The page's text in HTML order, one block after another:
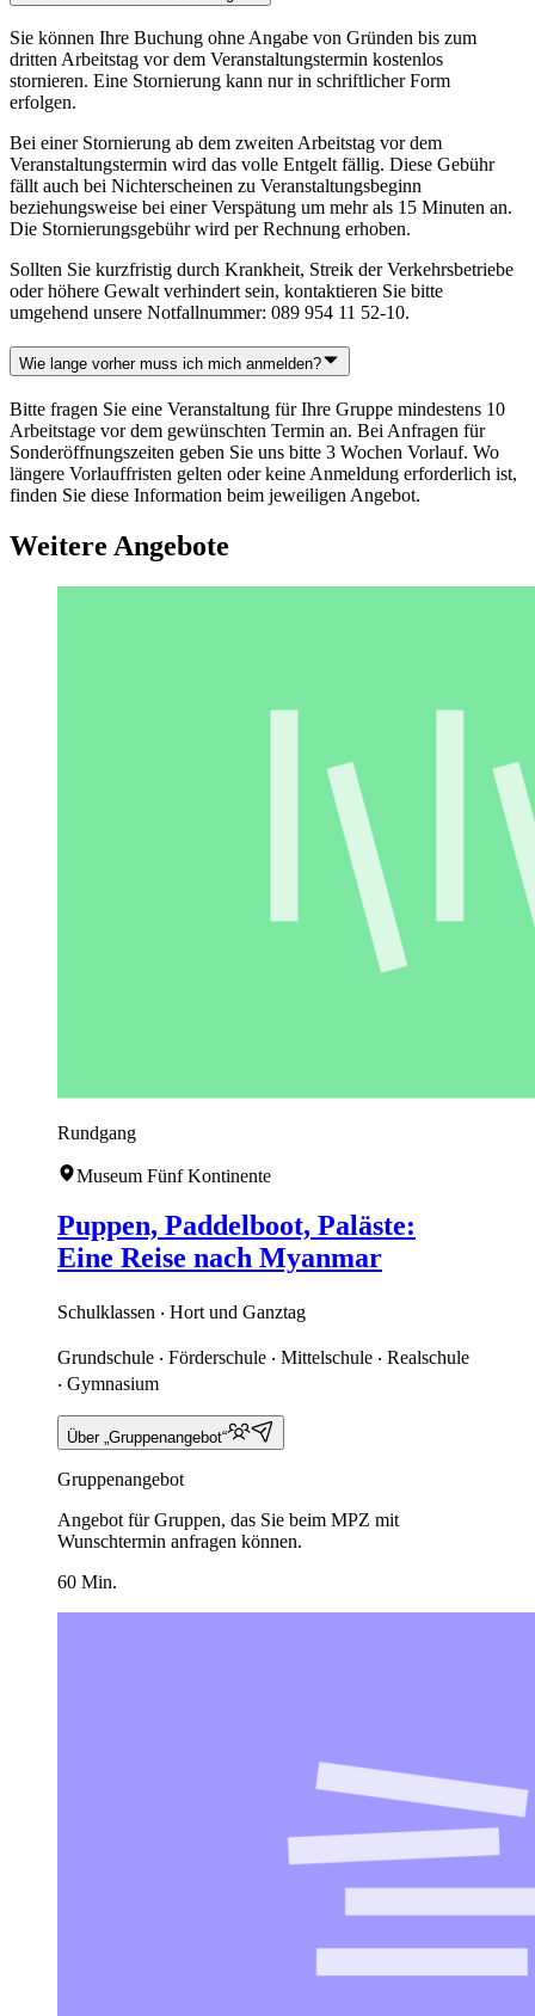
Sie können Ihre Buchung ohne Angabe von Gründen bis zum
dritten Arbeitstag vor dem Veranstaltungstermin kostenlos
stornieren. Eine Stornierung kann nur in schriftlicher Form
erfolgen.
Bei einer Stornierung ab dem zweiten Arbeitstag vor dem
Veranstaltungstermin wird das volle Entgelt fällig. Diese Gebühr
fällt auch bei Nichterscheinen zu Veranstaltungsbeginn
beziehungsweise bei einer Verspätung um mehr als 15 Minuten an.
Die Stornierungsgebühr wird per Rechnung erhoben.
Sollten Sie kurzfristig durch Krankheit, Streik der Verkehrsbetriebe
oder höhere Gewalt verhindert sein, kontaktieren Sie bitte
umgehend unsere Notfallnummer: 089 954 11 52-10.
Wie lange vorher muss ich mich anmelden?
Bitte fragen Sie eine Veranstaltung für Ihre Gruppe mindestens 10
Arbeitstage vor dem gewünschten Termin an. Bei Anfragen für
Sonderöffnungszeiten geben Sie uns bitte 3 Wochen Vorlauf. Wo
längere Vorlauffristen gelten oder keine Anmeldung erforderlich ist,
finden Sie diese Information beim jeweiligen Angebot.
Weitere Angebote
Rundgang
Museum Fünf Kontinente
Puppen, Paddelboot, Paläste:
Eine Reise nach Myanmar
Schulklassen ‧ Hort und Ganztag
Grundschule ‧ Förderschule ‧ Mittelschule ‧ Realschule
‧ Gymnasium
Über „Gruppenangebot“
Gruppenangebot
Angebot für Gruppen, das Sie beim MPZ mit
Wunschtermin anfragen können.
60 Min.